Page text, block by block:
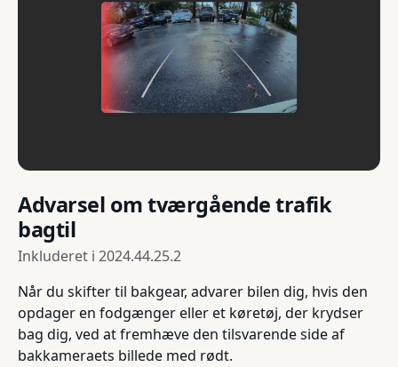
Advarsel om tværgående trafik
bagtil
Inkluderet i 2024.44.25.2
Når du skifter til bakgear, advarer bilen dig, hvis den
opdager en fodgænger eller et køretøj, der krydser
bag dig, ved at fremhæve den tilsvarende side af
bakkameraets billede med rødt.